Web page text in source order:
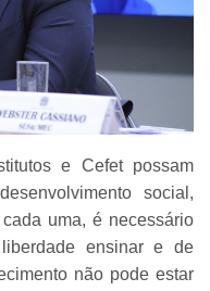
e Cefet possam
social,
uma, é necessário
ensinar e de
não pode estar